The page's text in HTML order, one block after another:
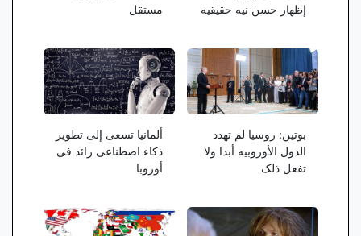
إظهار حسن نیه حقیقیه
مستقل
بوتین: روسیا لم تهدد
الدول الأوروبیه أبدا ولا
تفعل ذلک
ألمانیا تسعى إلى تطویر
ذکاء اصطناعی رائد فی
أوروبا